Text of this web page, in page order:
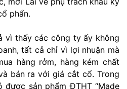
phẩn.
vì thấy các công ty ấy không
tất cả chỉ vì lợi nhuận mà
hàng rởm, hàng kém chất
bán ra với giá cắt cổ. Trong
sản phẩm ĐTHT “Made